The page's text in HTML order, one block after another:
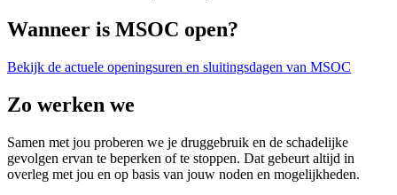
Wanneer is MSOC open?
Bekijk de actuele openingsuren en sluitingsdagen van MSOC
Zo werken we
Samen met jou proberen we je druggebruik en de schadelijke
gevolgen ervan te beperken of te stoppen. Dat gebeurt altijd in
overleg met jou en op basis van jouw noden en mogelijkheden.